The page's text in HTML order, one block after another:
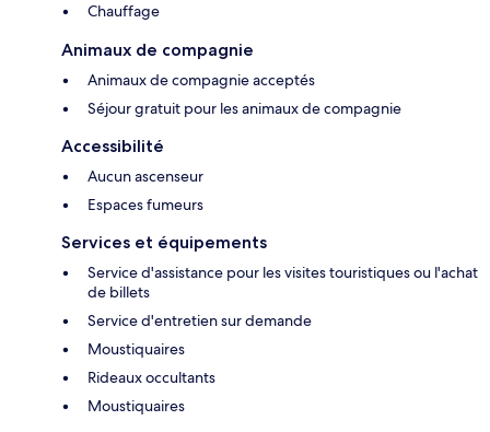
Chauffage
Animaux de compagnie
Animaux de compagnie acceptés
Séjour gratuit pour les animaux de compagnie
Accessibilité
Aucun ascenseur
Espaces fumeurs
Services et équipements
Service d'assistance pour les visites touristiques ou l'achat
de billets
Service d'entretien sur demande
Moustiquaires
Rideaux occultants
Moustiquaires